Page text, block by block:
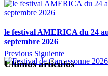
le festival AMERICA du 24
septembre 2026
Previous Siguiente
Ultimos articulos